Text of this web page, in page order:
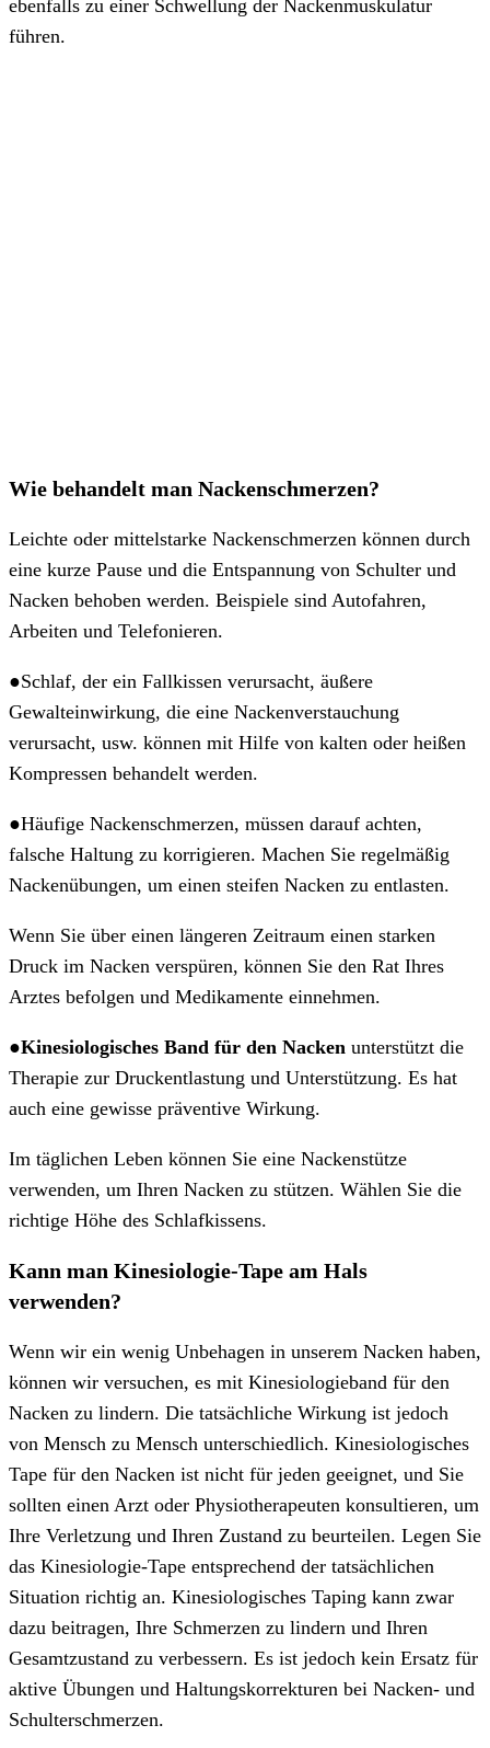
ebenfalls zu einer Schwellung der Nackenmuskulatur
führen.
Wie behandelt man Nackenschmerzen?
Leichte oder mittelstarke Nackenschmerzen können durch
eine kurze Pause und die Entspannung von Schulter und
Nacken behoben werden. Beispiele sind Autofahren,
Arbeiten und Telefonieren.
●Schlaf, der ein Fallkissen verursacht, äußere
Gewalteinwirkung, die eine Nackenverstauchung
verursacht, usw. können mit Hilfe von kalten oder heißen
Kompressen behandelt werden.
●Häufige Nackenschmerzen, müssen darauf achten,
falsche Haltung zu korrigieren. Machen Sie regelmäßig
Nackenübungen, um einen steifen Nacken zu entlasten.
Wenn Sie über einen längeren Zeitraum einen starken
Druck im Nacken verspüren, können Sie den Rat Ihres
Arztes befolgen und Medikamente einnehmen.
●Kinesiologisches Band für den Nacken unterstützt die
Therapie zur Druckentlastung und Unterstützung. Es hat
auch eine gewisse präventive Wirkung.
Im täglichen Leben können Sie eine Nackenstütze
verwenden, um Ihren Nacken zu stützen. Wählen Sie die
richtige Höhe des Schlafkissens.
Kann man Kinesiologie-Tape am Hals
verwenden?
Wenn wir ein wenig Unbehagen in unserem Nacken haben,
können wir versuchen, es mit Kinesiologieband für den
Nacken zu lindern. Die tatsächliche Wirkung ist jedoch
von Mensch zu Mensch unterschiedlich. Kinesiologisches
Tape für den Nacken ist nicht für jeden geeignet, und Sie
sollten einen Arzt oder Physiotherapeuten konsultieren, um
Ihre Verletzung und Ihren Zustand zu beurteilen. Legen Sie
das Kinesiologie-Tape entsprechend der tatsächlichen
Situation richtig an. Kinesiologisches Taping kann zwar
dazu beitragen, Ihre Schmerzen zu lindern und Ihren
Gesamtzustand zu verbessern. Es ist jedoch kein Ersatz für
aktive Übungen und Haltungskorrekturen bei Nacken- und
Schulterschmerzen.